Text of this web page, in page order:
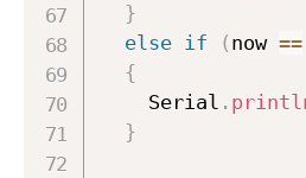
}
else if ( now ==
{
    Serial
.
}